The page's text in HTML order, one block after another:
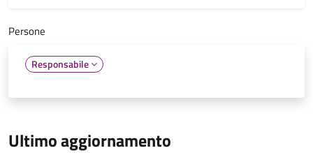
Persone
Responsabile
Ultimo aggiornamento